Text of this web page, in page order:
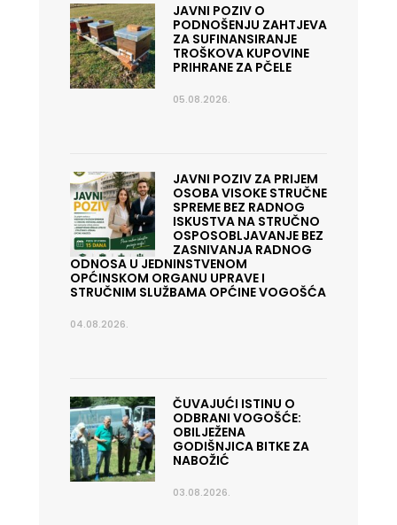
JAVNI POZIV O
PODNOŠENJU ZAHTJEVA
ZA SUFINANSIRANJE
TROŠKOVA KUPOVINE
PRIHRANE ZA PČELE
05.08.2026.
JAVNI POZIV ZA PRIJEM
OSOBA VISOKE STRUČNE
SPREME BEZ RADNOG
ISKUSTVA NA STRUČNO
OSPOSOBLJAVANJE BEZ
ZASNIVANJA RADNOG
ODNOSA U JEDNINSTVENOM
OPĆINSKOM ORGANU UPRAVE I
STRUČNIM SLUŽBAMA OPĆINE VOGOŠĆA
04.08.2026.
ČUVAJUĆI ISTINU O
ODBRANI VOGOŠĆE:
OBILJEŽENA
GODIŠNJICA BITKE ZA
NABOŽIĆ
03.08.2026.